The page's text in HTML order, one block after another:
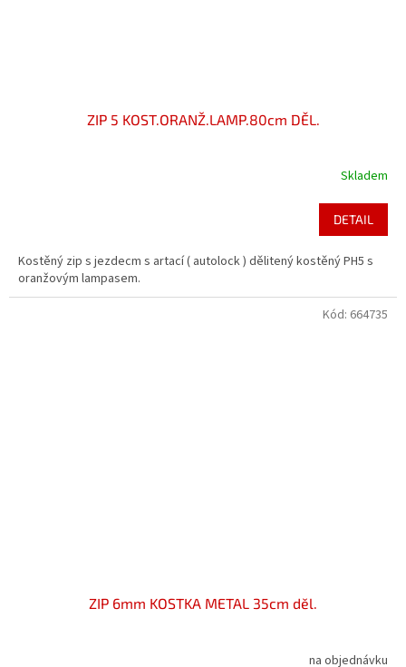
ZIP 5 KOST.ORANŽ.LAMP.80cm DĚL.
Skladem
DETAIL
Kostěný zip s jezdecm s artací ( autolock ) dělitený kostěný PH5 s
oranžovým lampasem.
ZIP 6mm KOSTKA METAL 35cm děl.
na objednávku
Kód: 664735